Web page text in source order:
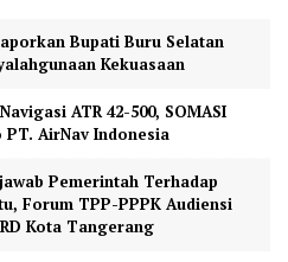
Bupati Buru Selatan
Kekuasaan
ATR 42-500, SOMASI
AirNav Indonesia
Pemerintah Terhadap
Forum TPP-PPPK Audiensi
Kota Tangerang